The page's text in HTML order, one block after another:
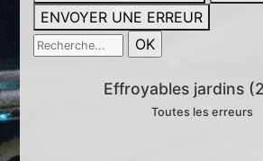
ENVOYER UNE ERREUR
Effroyables jardins
Toutes les erreurs